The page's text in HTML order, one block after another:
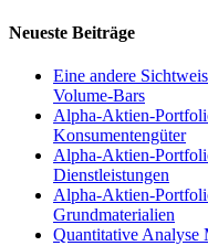
Neueste Beiträge
Eine andere
Volume-Bars
Alpha-Aktien-
Konsumentengüter
Alpha-Aktien-
Dienstleistungen
Alpha-Aktien-
Grundmaterialien
Quantitative